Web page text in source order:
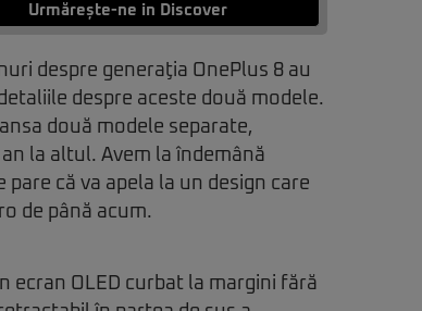
Urmărește-ne in Discover
despre generaţia OnePlus 8 au
despre aceste două modele.
două modele separate,
la altul. Avem la îndemână
că va apela la un design care
de până acum.
ecran OLED curbat la margini fără